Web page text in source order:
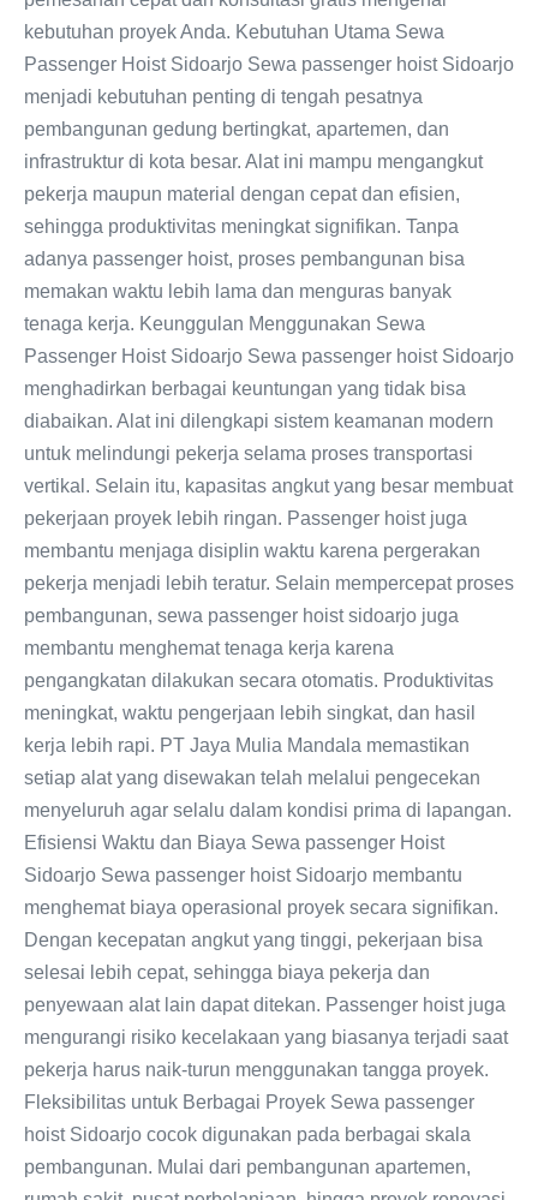
kebutuhan proyek Anda. Kebutuhan Utama Sewa
Passenger Hoist Sidoarjo Sewa passenger hoist Sidoarjo
menjadi kebutuhan penting di tengah pesatnya
pembangunan gedung bertingkat, apartemen, dan
infrastruktur di kota besar. Alat ini mampu mengangkut
pekerja maupun material dengan cepat dan efisien,
sehingga produktivitas meningkat signifikan. Tanpa
adanya passenger hoist, proses pembangunan bisa
memakan waktu lebih lama dan menguras banyak
tenaga kerja. Keunggulan Menggunakan Sewa
Passenger Hoist Sidoarjo Sewa passenger hoist Sidoarjo
menghadirkan berbagai keuntungan yang tidak bisa
diabaikan. Alat ini dilengkapi sistem keamanan modern
untuk melindungi pekerja selama proses transportasi
vertikal. Selain itu, kapasitas angkut yang besar membuat
pekerjaan proyek lebih ringan. Passenger hoist juga
membantu menjaga disiplin waktu karena pergerakan
pekerja menjadi lebih teratur. Selain mempercepat proses
pembangunan, sewa passenger hoist sidoarjo juga
membantu menghemat tenaga kerja karena
pengangkatan dilakukan secara otomatis. Produktivitas
meningkat, waktu pengerjaan lebih singkat, dan hasil
kerja lebih rapi. PT Jaya Mulia Mandala memastikan
setiap alat yang disewakan telah melalui pengecekan
menyeluruh agar selalu dalam kondisi prima di lapangan.
Efisiensi Waktu dan Biaya Sewa passenger Hoist
Sidoarjo Sewa passenger hoist Sidoarjo membantu
menghemat biaya operasional proyek secara signifikan.
Dengan kecepatan angkut yang tinggi, pekerjaan bisa
selesai lebih cepat, sehingga biaya pekerja dan
penyewaan alat lain dapat ditekan. Passenger hoist juga
mengurangi risiko kecelakaan yang biasanya terjadi saat
pekerja harus naik-turun menggunakan tangga proyek.
Fleksibilitas untuk Berbagai Proyek Sewa passenger
hoist Sidoarjo cocok digunakan pada berbagai skala
pembangunan. Mulai dari pembangunan apartemen,